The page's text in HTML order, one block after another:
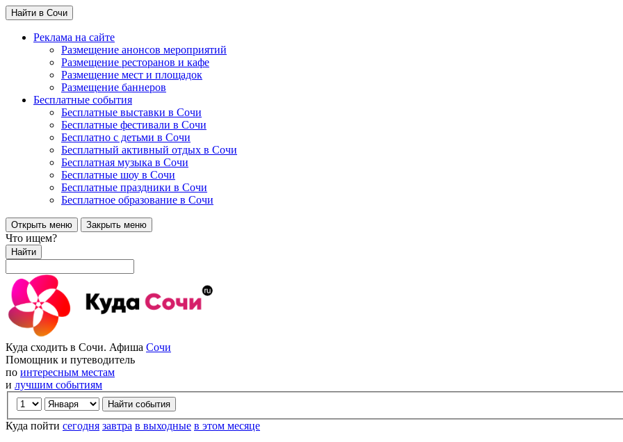
Найти в Сочи
Реклама на сайте
Размещение анонсов мероприятий
Размещение ресторанов и кафе
Размещение мест и площадок
Размещение баннеров
Бесплатные события
Бесплатные выставки в Сочи
Бесплатные фестивали в Сочи
Бесплатно с детьми в Сочи
Бесплатный активный отдых в Сочи
Бесплатная музыка в Сочи
Бесплатные шоу в Сочи
Бесплатные праздники в Сочи
Бесплатное образование в Сочи
Открыть меню Закрыть меню
Что ищем?
Найти
Куда сходить в Сочи. Афиша Сочи
Помощник и путеводитель
по интересным местам
и лучшим событиям
Куда пойти сегодня завтра в выходные в этом месяце